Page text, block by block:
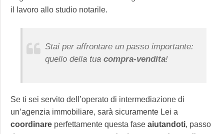
il lavoro allo studio notarile.
Stai per affrontare un passo importante:
quello della tua compra-vendita!
Se ti sei servito dell’operato di intermediazione di
un’agenzia immobiliare, sarà sicuramente Lei a
coordinare perfettamente questa fase aiutandoti, passo